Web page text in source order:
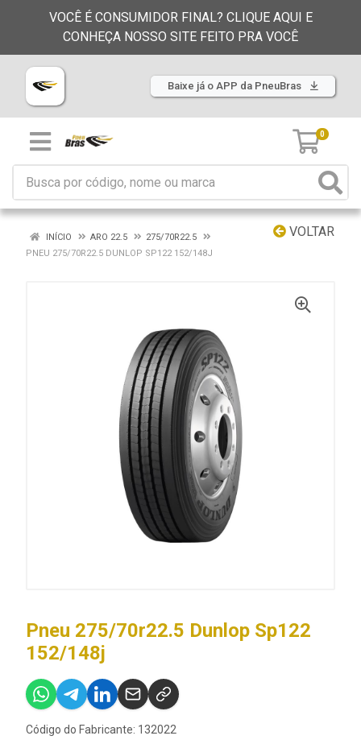
VOCÊ É CONSUMIDOR FINAL? CLIQUE AQUI E
CONHEÇA NOSSO SITE FEITO PRA VOCÊ
Baixe já o APP da PneuBras
0
VOLTAR
INÍCIO ARO 22.5
275/70R22.5
PNEU 275/70R22.5 DUNLOP SP122 152/148J
Pneu 275/70r22.5 Dunlop Sp122
152/148j
Código do Fabricante: 132022